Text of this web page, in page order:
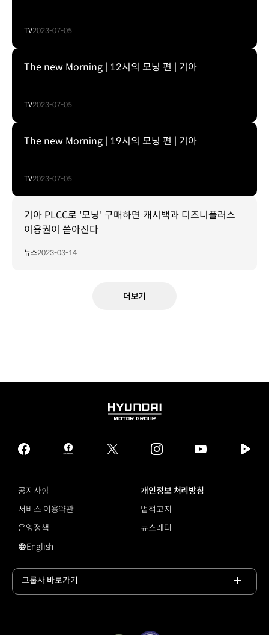
TV2023-07-05
The new Morning | 12시의 모닝 편 | 기아
TV2023-07-05
The new Morning | 19시의 모닝 편 | 기아
TV2023-07-05
기아 PLCC로 '모닝' 구매하면 캐시백과 디즈니플러스
이용권이 쏟아진다
뉴스2023-03-14
더보기
HYUNDAI
GROUP
facebook
hmg
journal
twitter instagram
tv
공지사항
개인정보 처리방침
서비스 이용약관
법적고지
운영정책
뉴스레터
#모닝
English
그룹사 바로가기